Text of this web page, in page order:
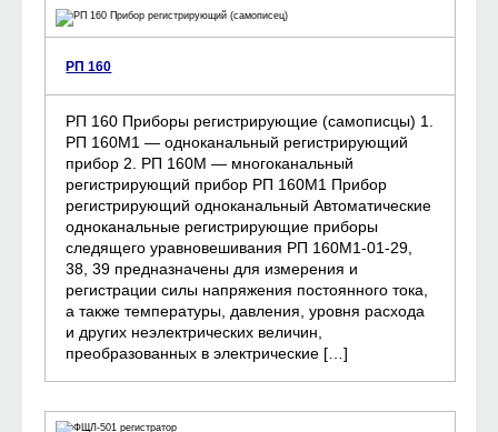
РП 160
РП 160 Приборы регистрирующие (самописцы) 1.
РП 160М1 — одноканальный регистрирующий
прибор 2. РП 160М — многоканальный
регистрирующий прибор РП 160М1 Прибор
регистрирующий одноканальный Автоматические
одноканальные регистрирующие приборы
следящего уравновешивания РП 160М1-01-29,
38, 39 предназначены для измерения и
регистрации силы напряжения постоянного тока,
а также температуры, давления, уровня расхода
и других неэлектрических величин,
преобразованных в электрические […]